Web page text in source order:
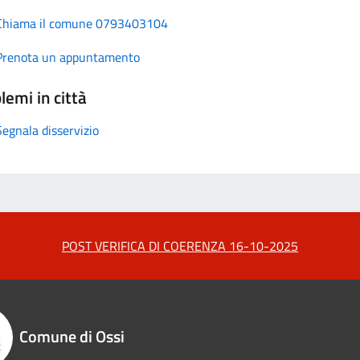
il comune 0793403104
un appuntamento
in città
disservizio
POST VERIFICA DI COERENZA 16-10-2025
Comune di Ossi